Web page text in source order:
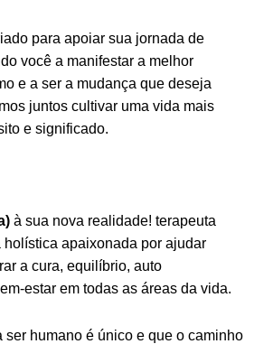
para apoiar sua jornada de
você a manifestar a melhor
e a ser a mudança que deseja
juntos cultivar uma vida mais
e significado.
à sua nova realidade! terapeuta
holística apaixonada por ajudar
a cura, equilíbrio, auto
estar em todas as áreas da vida.
ser humano é único e que o caminho